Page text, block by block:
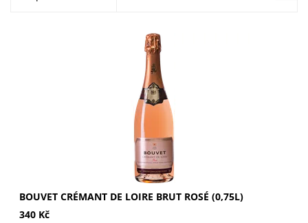
Bouvet Crémant de Loire Brut Rosé: elegantní lososová
barva, vůně malin a broskví. Chuť lesního ovoce a
osvěžujícího rybízu. Harmonický a silný....
BOUVET CRÉMANT DE LOIRE BRUT ROSÉ (0,75L)
340 Kč